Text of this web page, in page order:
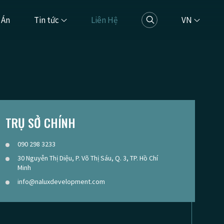
Tin tức Liên Hệ VN
TRỤ SỞ CHÍNH
090 298 3233
30 Nguyễn Thị Diệu, P. Võ Thị Sáu, Q. 3, TP. Hồ Chí
Minh
info@naluxdevelopment.com